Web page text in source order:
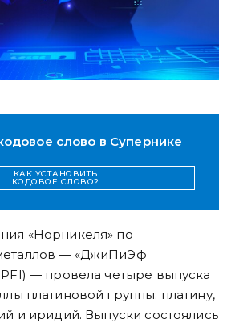
слово в Супернике
КАК УСТАНОВИТЬ
КОДОВОЕ СЛОВО?
«Норникеля» по
— «ДжиПиЭф
— провела четыре выпуска
платиновой группы: платину,
и иридий. Выпуски состоялись